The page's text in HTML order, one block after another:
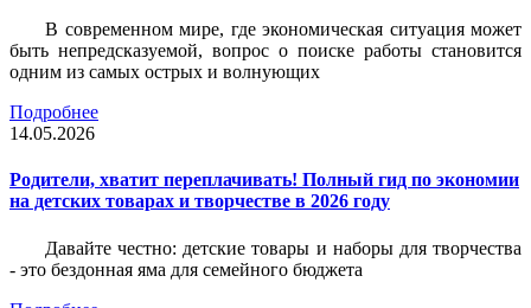
В современном мире, где экономическая ситуация может
быть непредсказуемой, вопрос о поиске работы становится
одним из самых острых и волнующих
Подробнее
14.05.2026
Родители, хватит переплачивать! Полный гид по экономии
на детских товарах и творчестве в 2026 году
Давайте честно: детские товары и наборы для творчества
- это бездонная яма для семейного бюджета